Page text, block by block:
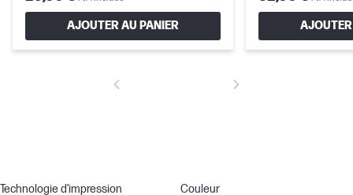
AJOUTER AU PANIER
Technologie d’impression Couleur